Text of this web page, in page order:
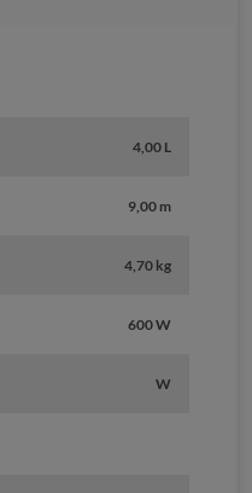
4,00 L
9,00 m
4,70 kg
600 W
W